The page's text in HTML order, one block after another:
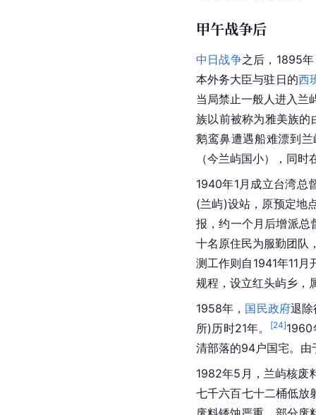
甲午战争后
中日战争之后，1895
本外务大臣与驻日的西
当局禁止一般人进入兰
族以前被称为雅美族的
鹅鸾鼻遭遇船难漂到
（今兰屿国小），同
1940年1月成立台湾总
(兰屿)设站，原预定地
报，约一个月后增派总
十名原住民为服勤团队
测工作则自1941年11月
规程，设立红头屿乡，
1958年， 国民政府退
所)历时21年。
[24]1960
清部落的94户国宅。由
1982年5月，兰屿核废
七千六百七十二桶低放